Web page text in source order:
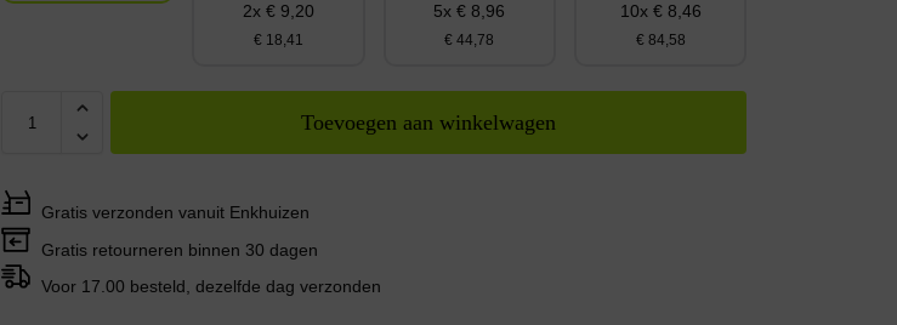
2x € 9,20
€ 18,41
5x € 8,96
€ 44,78
10x € 8,46
€ 84,58
Toevoegen aan winkelwagen
Gratis verzonden vanuit Enkhuizen
Gratis retourneren binnen 30 dagen
Voor 17.00 besteld, dezelfde dag verzonden